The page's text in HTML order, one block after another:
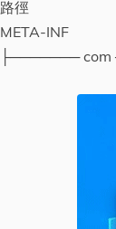
路徑
META-INF
├───────